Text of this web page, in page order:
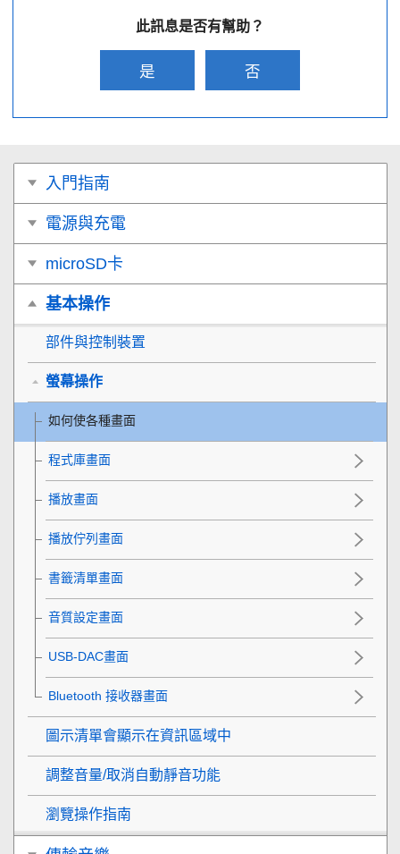
此訊息是否有幫助？
是 否
入門指南
電源與充電
microSD卡
基本操作
部件與控制裝置
螢幕操作
如何使各種畫面
程式庫畫面
播放畫面
播放佇列畫面
書籤清單畫面
音質設定畫面
USB-DAC畫面
Bluetooth 接收器畫面
圖示清單會顯示在資訊區域中
調整音量/取消自動靜音功能
瀏覽操作指南